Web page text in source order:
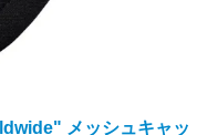
メッシュキャッ